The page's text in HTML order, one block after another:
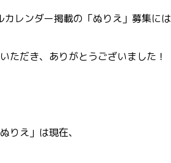
レンダー掲載の「ぬりえ」募集には
ただき、ありがとうございました！
りえ」は現在、